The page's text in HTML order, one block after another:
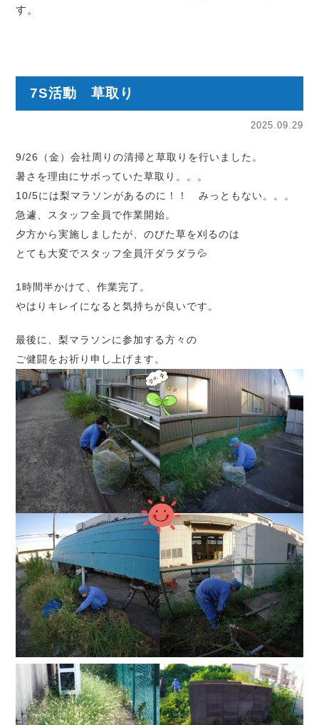
す。
7S活動 草取り
2025.09.29
9/26（金）会社周りの清掃と草取りを行いました。
暑さを理由にサボっていた草取り。。。
10/5には梨マラソンがあるのに！！ みっともない。。。
急遽、スタッフ全員で作業開始。
夕方から実施しましたが、のびた草を刈るのは
とても大変でスタッフ全員汗ダラダラ💦
1時間半かけて、作業完了。
やはりキレイになると気持ちが良いです。
最後に、梨マラソンに参加する方々の
ご健闘をお祈り申し上げます。